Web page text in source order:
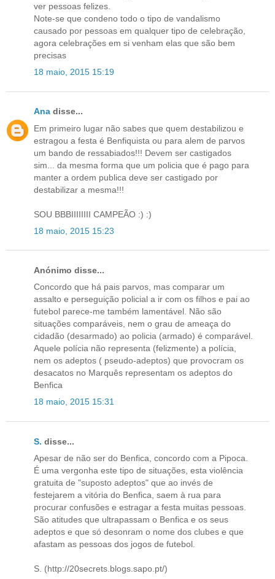
ver pessoas felizes.
Note-se que condeno todo o tipo de vandalismo
causado por pessoas em qualquer tipo de celebração,
agora celebrações em si venham elas que são bem
precisas
18 maio, 2015 15:19
Ana disse...
Em primeiro lugar não sabes que quem destabilizou e
estragou a festa é Benfiquista ou para alem de parvos
um bando de ressabiados!!! Devem ser castigados
sim... da mesma forma que um policia que é pago para
manter a ordem publica deve ser castigado por
destabilizar a mesma!!!
SOU BBBIIIIIIII CAMPEÃO :) :)
18 maio, 2015 15:23
Anónimo disse...
Concordo que há pais parvos, mas comparar um
assalto e perseguição policial a ir com os filhos e pai ao
futebol parece-me também lamentável. Não são
situações comparáveis, nem o grau de ameaça do
cidadão (desarmado) ao policia (armado) é comparável.
Aquele polícia não representa (felizmente) a polícia,
nem os adeptos ( pseudo-adeptos) que provocram os
desacatos no Marquês representam os adeptos do
Benfica
18 maio, 2015 15:31
S. disse...
Apesar de não ser do Benfica, concordo com a Pipoca.
É uma vergonha este tipo de situações, esta violência
gratuita de "suposto adeptos" que ao invés de
festejarem a vitória do Benfica, saem à rua para
procurar confusões e estragar a festa muitas pessoas.
São atitudes que ultrapassam o Benfica e os seus
adeptos e que só desonram o nome dos clubes e que
afastam as pessoas dos jogos de futebol.
S. (http://20secrets.blogs.sapo.pt/)